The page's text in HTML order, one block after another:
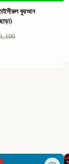
কুরআন